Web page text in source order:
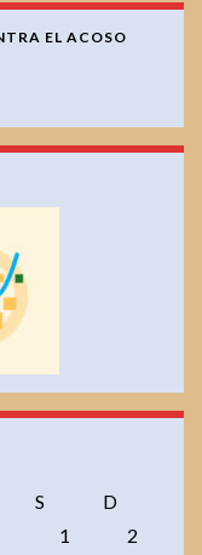
EL ACOSO
S
D
1
2